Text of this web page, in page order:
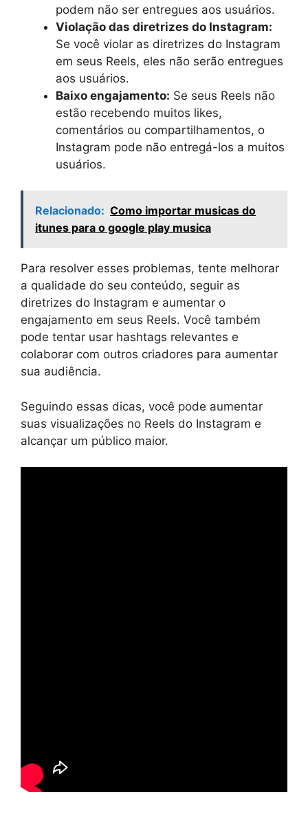
podem não ser entregues aos usuários.
Violação das diretrizes do Instagram:
Se você violar as diretrizes do Instagram
em seus Reels, eles não serão entregues
aos usuários.
Baixo engajamento: Se seus Reels não
estão recebendo muitos likes,
comentários ou compartilhamentos, o
Instagram pode não entregá-los a muitos
usuários.
Relacionado: Como importar musicas do
itunes para o google play musica
Para resolver esses problemas, tente melhorar
a qualidade do seu conteúdo, seguir as
diretrizes do Instagram e aumentar o
engajamento em seus Reels. Você também
pode tentar usar hashtags relevantes e
colaborar com outros criadores para aumentar
sua audiência.
Seguindo essas dicas, você pode aumentar
suas visualizações no Reels do Instagram e
alcançar um público maior.